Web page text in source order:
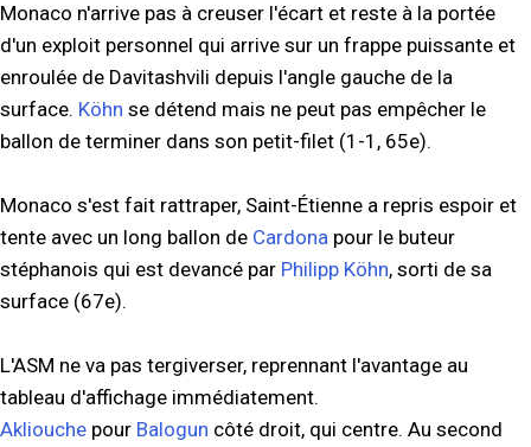
Monaco n'arrive pas à creuser l'écart et reste à la portée
d'un exploit personnel qui arrive sur un frappe puissante et
enroulée de Davitashvili depuis l'angle gauche de la
surface. Köhn se détend mais ne peut pas empêcher le
ballon de terminer dans son petit-filet (1-1, 65e).
Monaco s'est fait rattraper, Saint-Étienne a repris espoir et
tente avec un long ballon de Cardona pour le buteur
stéphanois qui est devancé par Philipp Köhn, sorti de sa
surface (67e).
L'ASM ne va pas tergiverser, reprennant l'avantage au
tableau d'affichage immédiatement.
Akliouche pour Balogun côté droit, qui centre. Au second